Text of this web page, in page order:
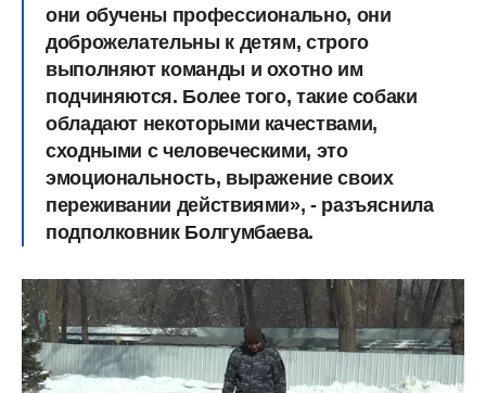
они обучены профессионально, они
доброжелательны к детям, строго
выполняют команды и охотно им
подчиняются. Более того, такие собаки
обладают некоторыми качествами,
сходными с человеческими, это
эмоциональность, выражение своих
переживании действиями», - разъяснила
подполковник Болгумбаева.